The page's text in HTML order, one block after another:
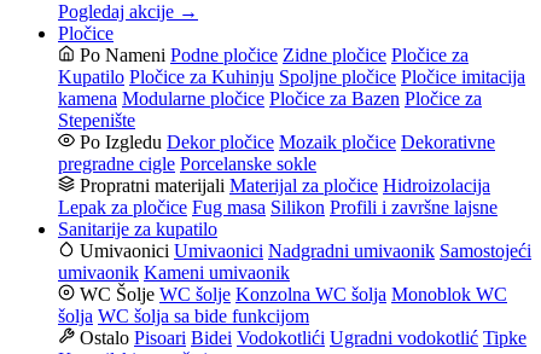
Pogledaj akcije →
Pločice
Po Nameni Podne pločice Zidne pločice Pločice za
Kupatilo Pločice za Kuhinju Spoljne pločice Pločice imitacija
kamena Modularne pločice Pločice za Bazen Pločice za
Stepenište
Po Izgledu Dekor pločice Mozaik pločice Dekorativne
pregradne cigle Porcelanske sokle
Propratni materijali Materijal za pločice Hidroizolacija
Lepak za pločice Fug masa Silikon Profili i završne lajsne
Sanitarije za kupatilo
Umivaonici Umivaonici Nadgradni umivaonik Samostojeći
umivaonik Kameni umivaonik
WC Šolje WC šolje Konzolna WC šolja Monoblok WC
šolja WC šolja sa bide funkcijom
Ostalo Pisoari Bidei Vodokotlići Ugradni vodokotlić Tipke